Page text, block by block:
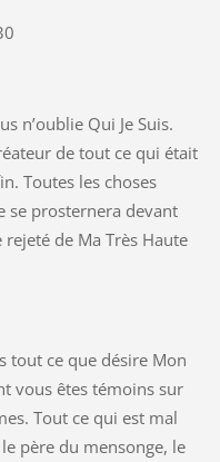
n’oublie Qui Je Suis.
de tout ce qui était
Toutes les choses
se prosternera devant
de Ma Très Haute
tout ce que désire Mon
vous êtes témoins sur
Tout ce qui est mal
père du mensonge, le